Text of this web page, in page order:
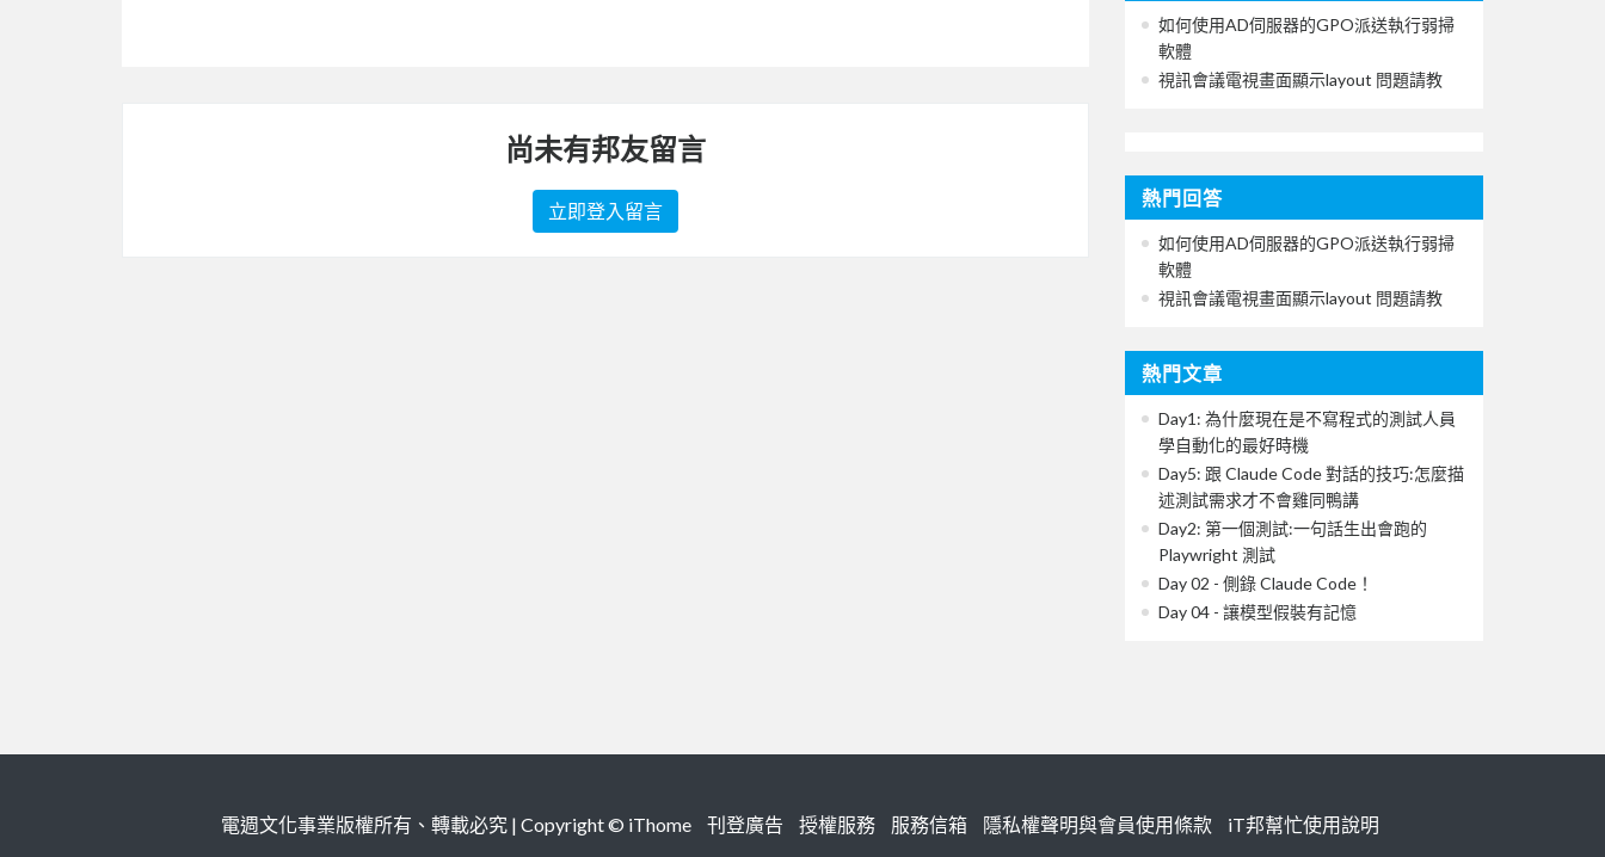
尚未有邦友留言
立即登入留言
如何使用AD伺服器的GPO派送執行弱掃
軟體
視訊會議電視畫面顯示layout 問題請教
熱門回答
如何使用AD伺服器的GPO派送執行弱掃
軟體
視訊會議電視畫面顯示layout 問題請教
熱門文章
Day1: 為什麼現在是不寫程式的測試人員
學自動化的最好時機
Day5: 跟 Claude Code 對話的技巧:怎麼描
述測試需求才不會雞同鴨講
Day2: 第一個測試:一句話生出會跑的
Playwright 測試
Day 02 - 側錄 Claude Code！
Day 04 - 讓模型假裝有記憶
電週文化事業版權所有、轉載必究 | Copyright © iThome 刊登廣告 授權服務 服務信箱 隱私權聲明與會員使用條款 iT邦幫忙使用說明